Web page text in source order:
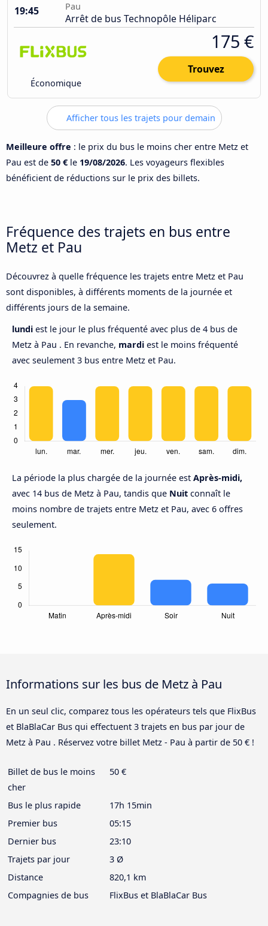
19:45
Pau
Arrêt de bus Technopôle Héliparc
Économique
175 €
Trouvez
Afficher tous les trajets pour demain
Meilleure offre : le prix du bus le moins cher entre Metz et
Pau est de 50 € le 19/08/2026. Les voyageurs flexibles
bénéficient de réductions sur le prix des billets.
Fréquence des trajets en bus entre
Metz et Pau
Découvrez à quelle fréquence les trajets entre Metz et Pau
sont disponibles, à différents moments de la journée et
différents jours de la semaine.
lundi est le jour le plus fréquenté avec plus de 4 bus de
Metz à Pau . En revanche, mardi est le moins fréquenté
avec seulement 3 bus entre Metz et Pau.
La période la plus chargée de la journée est Après-midi,
avec 14 bus de Metz à Pau, tandis que Nuit connaît le
moins nombre de trajets entre Metz et Pau, avec 6 offres
seulement.
Informations sur les bus de Metz à Pau
En un seul clic, comparez tous les opérateurs tels que FlixBus
et BlaBlaCar Bus qui effectuent 3 trajets en bus par jour de
Metz à Pau . Réservez votre billet Metz - Pau à partir de 50 € !
Billet de bus le moins
cher
50 €
Bus le plus rapide
17h 15min
Premier bus
05:15
Dernier bus
23:10
Trajets par jour
3 Ø
Distance
820,1 km
Compagnies de bus
FlixBus et BlaBlaCar Bus